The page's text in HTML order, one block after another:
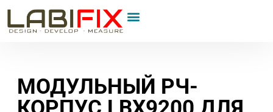
МОДУЛЬНЫЙ РЧ-